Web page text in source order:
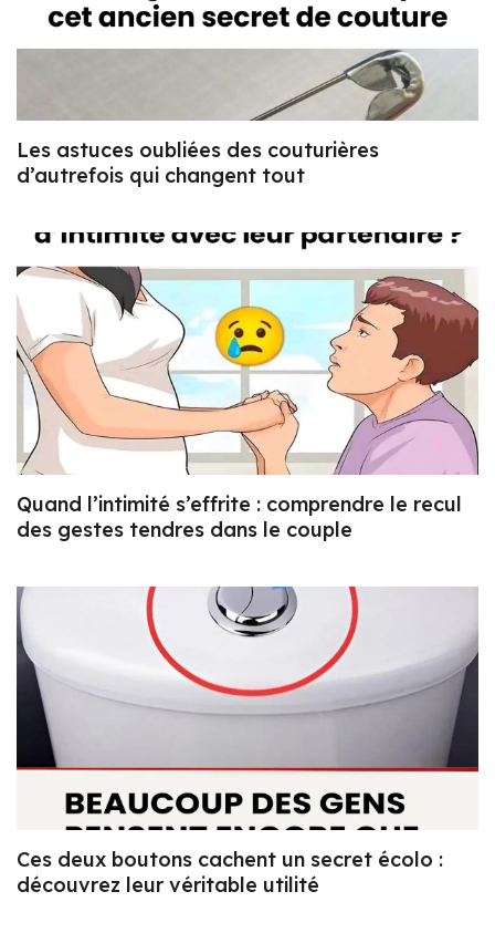
Les astuces oubliées des couturières
d’autrefois qui changent tout
Quand l’intimité s’effrite : comprendre le recul
des gestes tendres dans le couple
Ces deux boutons cachent un secret écolo :
découvrez leur véritable utilité